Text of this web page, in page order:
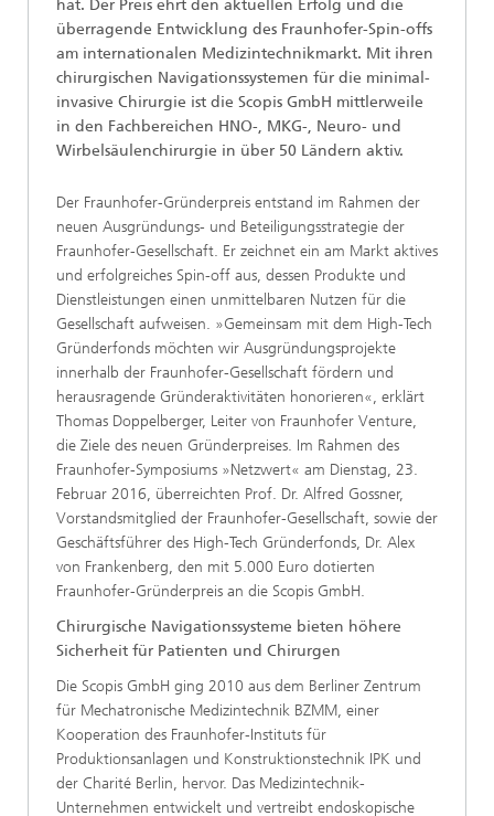
hat. Der Preis ehrt den aktuellen Erfolg und die
überragende Entwicklung des Fraunhofer-Spin-offs
am internationalen Medizintechnikmarkt. Mit ihren
chirurgischen Navigationssystemen für die minimal-
invasive Chirurgie ist die Scopis GmbH mittlerweile
in den Fachbereichen HNO-, MKG-, Neuro- und
Wirbelsäulenchirurgie in über 50 Ländern aktiv.
Der Fraunhofer-Gründerpreis entstand im Rahmen der
neuen Ausgründungs- und Beteiligungsstrategie der
Fraunhofer-Gesellschaft. Er zeichnet ein am Markt aktives
und erfolgreiches Spin-off aus, dessen Produkte und
Dienstleistungen einen unmittelbaren Nutzen für die
Gesellschaft aufweisen. »Gemeinsam mit dem High-Tech
Gründerfonds möchten wir Ausgründungsprojekte
innerhalb der Fraunhofer-Gesellschaft fördern und
herausragende Gründeraktivitäten honorieren«, erklärt
Thomas Doppelberger, Leiter von Fraunhofer Venture,
die Ziele des neuen Gründerpreises. Im Rahmen des
Fraunhofer-Symposiums »Netzwert« am Dienstag, 23.
Februar 2016, überreichten Prof. Dr. Alfred Gossner,
Vorstandsmitglied der Fraunhofer-Gesellschaft, sowie der
Geschäftsführer des High-Tech Gründerfonds, Dr. Alex
von Frankenberg, den mit 5.000 Euro dotierten
Fraunhofer-Gründerpreis an die Scopis GmbH.
Chirurgische Navigationssysteme bieten höhere
Sicherheit für Patienten und Chirurgen
Die Scopis GmbH ging 2010 aus dem Berliner Zentrum
für Mechatronische Medizintechnik BZMM, einer
Kooperation des Fraunhofer-Instituts für
Produktionsanlagen und Konstruktionstechnik IPK und
der Charité Berlin, hervor. Das Medizintechnik-
Unternehmen entwickelt und vertreibt endoskopische